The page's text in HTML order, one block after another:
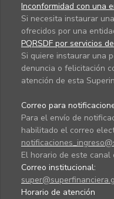
Inconformidad con una
Si necesita instaurar
ofrecidos por una
PQRSDF por servicios
Si quiere instaurar una
denuncia o felicitación
atención de esta
Correo para
Para el envío de
habilitado el correo
El horario de este canal
Correo institucional:
Horario de atención